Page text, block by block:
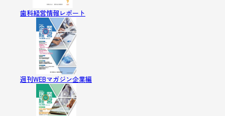
歯科経営情報レポート
週刊WEBマガジン企業編